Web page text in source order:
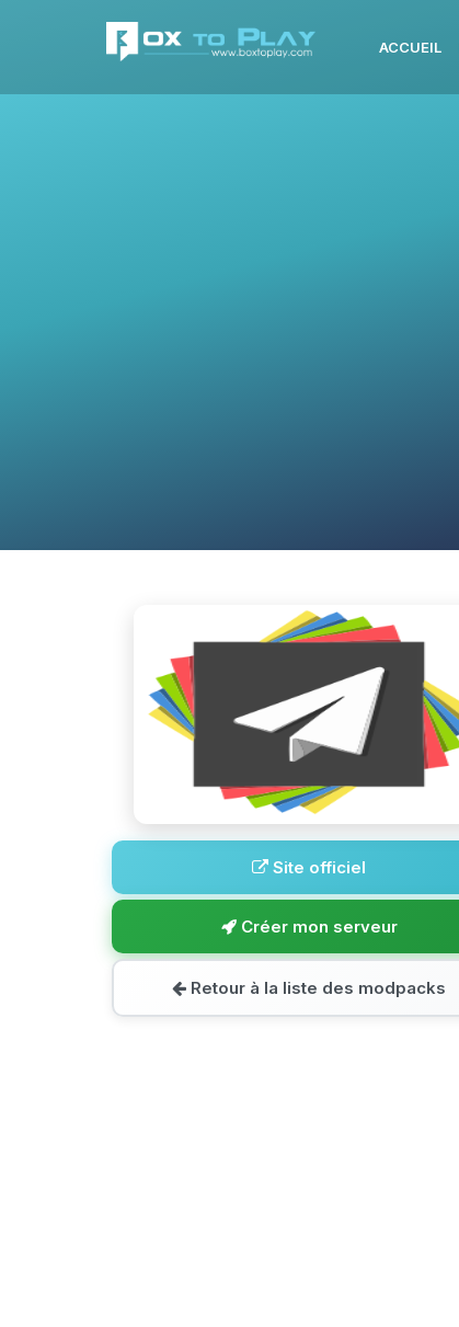
ACCUEIL
Site officiel
Créer mon serveur
Retour à la liste des modpacks